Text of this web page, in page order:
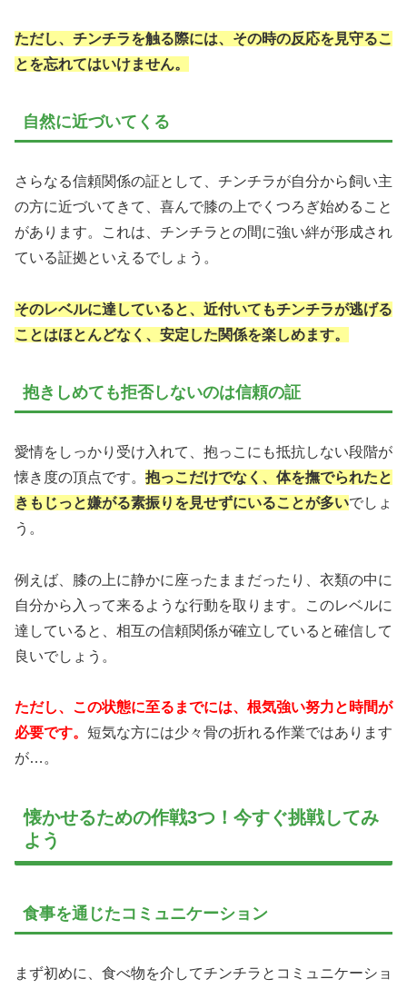
ただし、チンチラを触る際には、その時の反応を見守るこ
とを忘れてはいけません。
自然に近づいてくる
さらなる信頼関係の証として、チンチラが自分から飼い主
の方に近づいてきて、喜んで膝の上でくつろぎ始めること
があります。これは、チンチラとの間に強い絆が形成され
ている証拠といえるでしょう。
そのレベルに達していると、近付いてもチンチラが逃げる
ことはほとんどなく、安定した関係を楽しめます。
抱きしめても拒否しないのは信頼の証
愛情をしっかり受け入れて、抱っこにも抵抗しない段階が
懐き度の頂点です。 抱っこだけでなく、体を撫でられたと
きもじっと嫌がる素振りを見せずにいることが多いでしょ
う。
例えば、膝の上に静かに座ったままだったり、衣類の中に
自分から入って来るような行動を取ります。このレベルに
達していると、相互の信頼関係が確立していると確信して
良いでしょう。
ただし、この状態に至るまでには、根気強い努力と時間が
必要です。 短気な方には少々骨の折れる作業ではあります
が…。
懐かせるための作戦3つ！今すぐ挑戦してみ
よう
食事を通じたコミュニケーション
まず初めに、食べ物を介してチンチラとコミュニケーショ